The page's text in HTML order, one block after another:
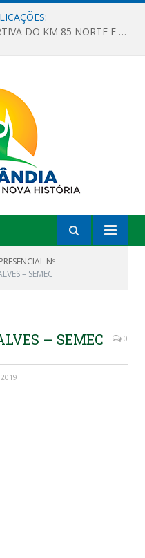
OBRAS DA QUADRA POLIESPORTIVA DO KM 85 NORTE E DA ESCOLA GASPAR VIANA AVANÇAM
Nº
– SEMEC
– SEMEC 0